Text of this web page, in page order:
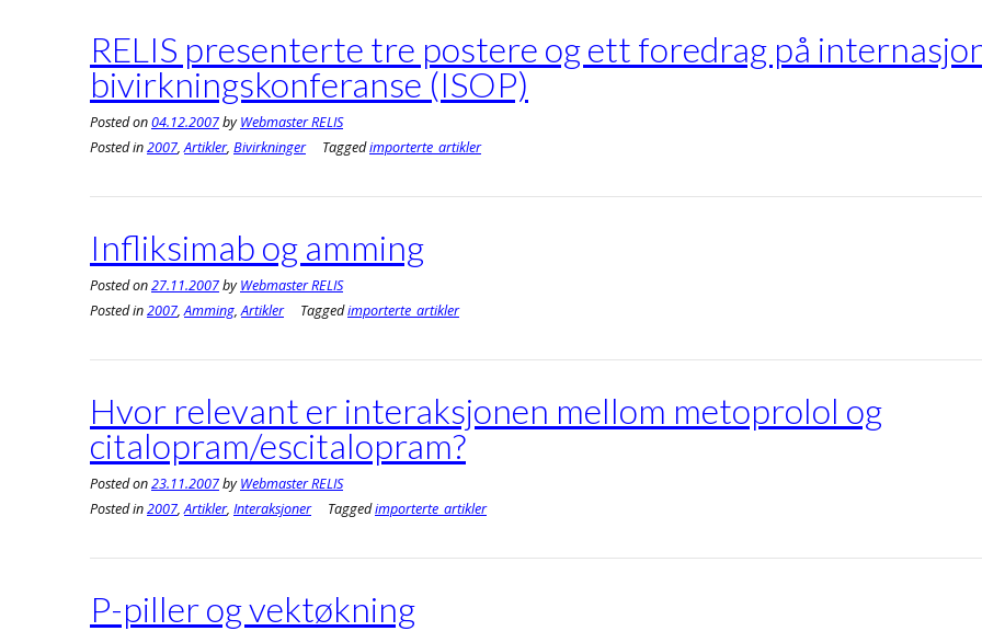
RELIS presenterte tre postere og ett foredrag på
bivirkningskonferanse (ISOP)
Posted on04.12.2007byWebmaster RELIS
Posted in2007,Artikler, Bivirkninger Taggedimporterte_artikler
Infliksimab og amming
Posted on27.11.2007byWebmaster RELIS
Posted in2007,Amming,Artikler Taggedimporterte_artikler
Hvor relevant er interaksjonen mellom metoprolol og
citalopram/escitalopram?
Posted on23.11.2007byWebmaster RELIS
Posted in2007,Artikler, Interaksjoner Taggedimporterte_artikler
P-piller og vektøkning